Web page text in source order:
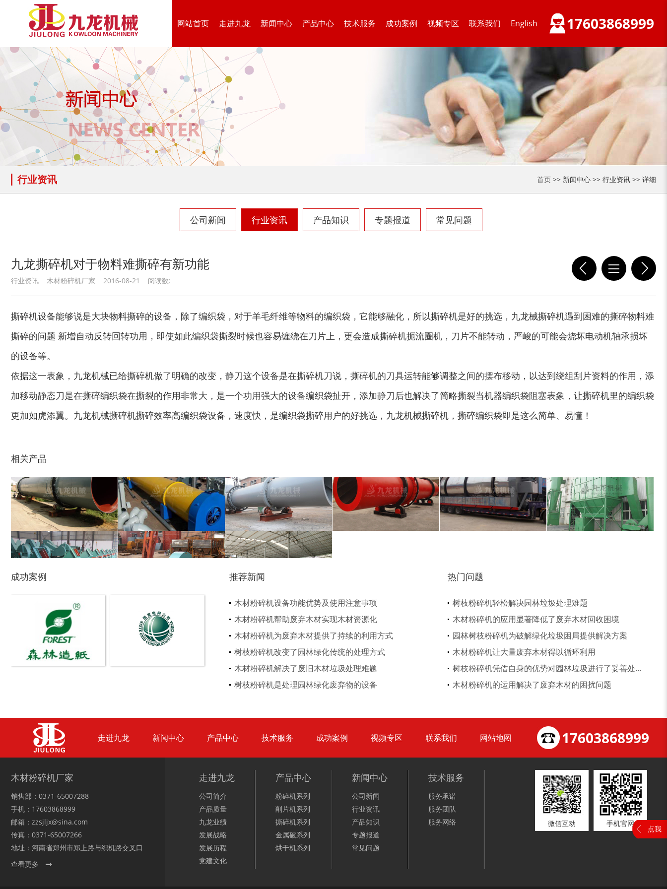
网站首页 走进九龙 新闻中心 产品中心 技术服务 成功案例 视频专区 联系我们 English 17603868999
行业资讯 首页 >> 新闻中心 >> 行业资讯 >> 详细
公司新闻 行业资讯 产品知识 专题报道 常见问题
九龙撕碎机对于物料难撕碎有新功能
行业资讯 木材粉碎机厂家 2016-08-21 阅读数:
撕碎机设备能够说是大块物料撕碎的设备，除了编织袋，对于羊毛纤维等物料的编织袋，它能够融化，所以撕碎机是好的挑选，九龙械撕碎机遇到困难的撕碎物料难
撕碎的问题 新增自动反转回转功用，即使如此编织袋撕裂时候也容易缠绕在刀片上，更会造成撕碎机扼流圈机，刀片不能转动，严峻的可能会烧坏电动机轴承损坏
的设备等。
依据这一表象，九龙机械已给撕碎机做了明确的改变，静刀这个设备是在撕碎机刀说，撕碎机的刀具运转能够调整之间的摆布移动，以达到绕组刮片资料的作用，添
加移动静态刀是在撕碎编织袋在撕裂的作用非常大，是一个功用强大的设备编织袋扯开，添加静刀后也解决了简略撕裂当机器编织袋阻塞表象，让撕碎机里的编织袋
更加如虎添翼。九龙机械撕碎机撕碎效率高编织袋设备，速度快，是编织袋撕碎用户的好挑选，九龙机械撕碎机，撕碎编织袋即是这么简单、易懂！
相关产品
木材撕碎机 RDF燃料生产设备 生活垃圾处理设备... 工业固废处理设备... 木材削片机 金属破碎机
生物质综合破碎机... 轮胎粉碎机 废钢破碎机 模板破碎机 装修垃圾处理设备... 废家电破碎机
陈腐垃圾处理设备... 建筑垃圾处理设备... 金属压块破碎机 塑料粉碎机 小型撕碎机 稻草秸秆撕碎机
秸秆沼气处理设备... 废旧汽车破碎机 易拉罐破碎机
秸秆青贮粉碎机
玉米芯烘干机 牧草烘干机 猪粪烘干机 鸡粪烘干机 树皮烘干机 除尘器
生物质秸秆破碎机...
圆盘破碎机 综合破碎机 大型稻草捆撕碎机... 金属撕碎机
成功案例 推荐新闻
木材粉碎机设备功能优势及使用注意事项
木材粉碎机帮助废弃木材实现木材资源化
木材粉碎机为废弃木材提供了持续的利用方式
树枝粉碎机改变了园林绿化传统的处理方式
木材粉碎机解决了废旧木材垃圾处理难题
树枝粉碎机是处理园林绿化废弃物的设备
热门问题
树枝粉碎机轻松解决园林垃圾处理难题
木材粉碎机的应用显著降低了废弃木材回收困境
园林树枝粉碎机为破解绿化垃圾困局提供解决方案
木材粉碎机让大量废弃木材得以循环利用
树枝粉碎机凭借自身的优势对园林垃圾进行了妥善处...
木材粉碎机的运用解决了废弃木材的困扰问题
走进九龙 新闻中心 产品中心 技术服务 成功案例 视频专区 联系我们 网站地图 17603868999
木材粉碎机厂家
销售部：0371-65007288
手机：17603868999
邮箱：zzsjljx@sina.com
传真：0371-65007266
地址：河南省郑州市郑上路与织机路交叉口
查看更多
走进九龙
公司简介
产品质量
九龙业绩
发展战略
发展历程
党建文化
产品中心
粉碎机系列
削片机系列
撕碎机系列
金属破系列
烘干机系列
新闻中心
公司新闻
行业资讯
产品知识
专题报道
常见问题
技术服务
服务承诺
服务团队
服务网络
微信互动 手机官网
点我